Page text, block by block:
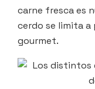
carne fresca es
cerdo se limita
gourmet.